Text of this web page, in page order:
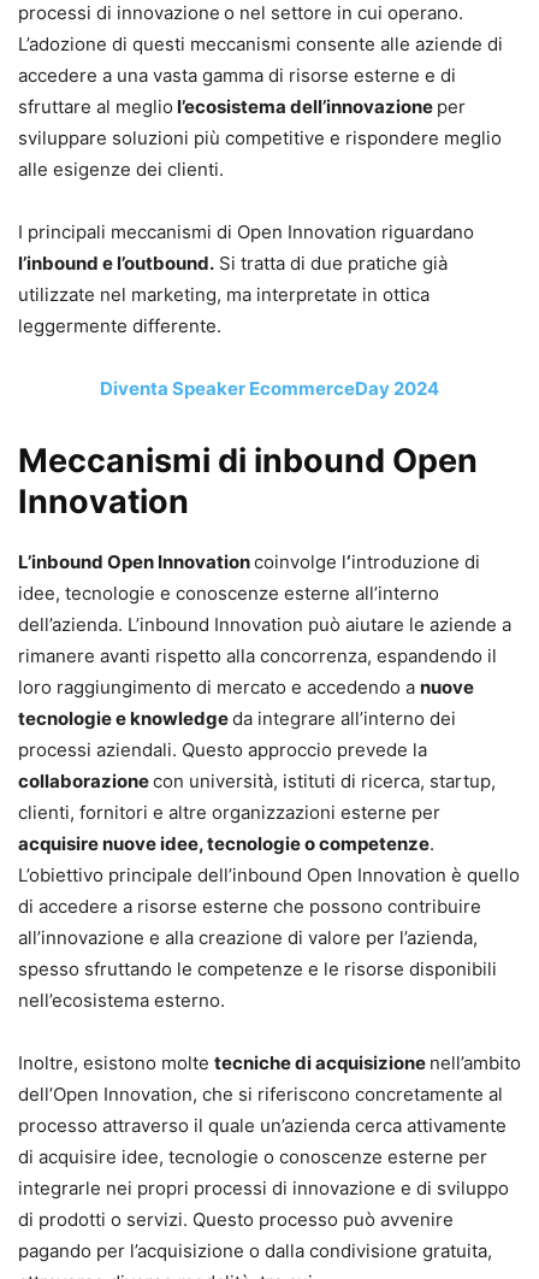
processi di innovazione o nel settore in cui operano.
L’adozione di questi meccanismi consente alle aziende di
accedere a una vasta gamma di risorse esterne e di
sfruttare al meglio l’ecosistema dell’innovazione per
sviluppare soluzioni più competitive e rispondere meglio
alle esigenze dei clienti.
I principali meccanismi di Open Innovation riguardano
l’inbound e l’outbound. Si tratta di due pratiche già
utilizzate nel marketing, ma interpretate in ottica
leggermente differente.
Diventa Speaker EcommerceDay 2024
Meccanismi di inbound Open
Innovation
L’inbound Open Innovationcoinvolge l‘introduzione di
idee, tecnologie e conoscenze esterne all’interno
dell’azienda. L’inbound Innovation può aiutare le aziende a
rimanere avanti rispetto alla concorrenza, espandendo il
loro raggiungimento di mercato e accedendo a nuove
tecnologie e knowledgeda integrare all’interno dei
processi aziendali. Questo approccio prevede la
collaborazionecon università, istituti di ricerca, startup,
clienti, fornitori e altre organizzazioni esterne per
acquisire nuove idee, tecnologie o competenze.
L’obiettivo principale dell’inbound Open Innovation è quello
di accedere a risorse esterne che possono contribuire
all’innovazione e alla creazione di valore per l’azienda,
spesso sfruttando le competenze e le risorse disponibili
nell’ecosistema esterno.
Inoltre, esistono molte tecniche di acquisizione nell’ambito
dell’Open Innovation, che si riferiscono concretamente al
processo attraverso il quale un’azienda cerca attivamente
di acquisire idee, tecnologie o conoscenze esterne per
integrarle nei propri processi di innovazione e di sviluppo
di prodotti o servizi. Questo processo può avvenire
pagando per l’acquisizione o dalla condivisione gratuita,